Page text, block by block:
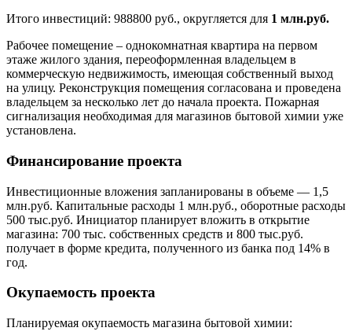
Итого инвестиций: 988800 руб., округляется для 1 млн.руб.
Рабочее помещение – однокомнатная квартира на первом
этаже жилого здания, переоформленная владельцем в
коммерческую недвижимость, имеющая собственный выход
на улицу. Реконструкция помещения согласована и проведена
владельцем за несколько лет до начала проекта. Пожарная
сигнализация необходимая для магазинов бытовой химии уже
установлена.
Финансирование проекта
Инвестиционные вложения запланированы в объеме — 1,5
млн.руб. Капитальные расходы 1 млн.руб., оборотные расходы
500 тыс.руб. Инициатор планирует вложить в открытие
магазина: 700 тыс. собственных средств и 800 тыс.руб.
получает в форме кредита, полученного из банка под 14% в
год.
Окупаемость проекта
Планируемая окупаемость магазина бытовой химии: